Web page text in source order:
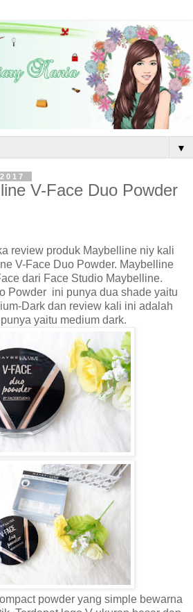
▼
V-Face Duo Powder
review produk Maybelline niy kali
V-Face Duo Powder. Maybelline
dari Face Studio Maybelline.
Powder ini punya dua shade yaitu
Dark dan review kali ini adalah
yaitu medium dark.
powder yang simple bewarna